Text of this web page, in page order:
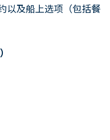
以及船上选项（包括餐